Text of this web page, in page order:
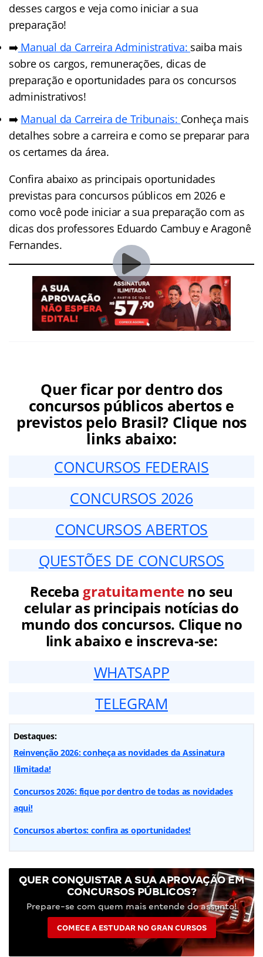
desses cargos e veja como iniciar a sua
preparação!
➡️Manual da Carreira Administrativa: saiba mais
sobre os cargos, remunerações, dicas de
preparação e oportunidades para os concursos
administrativos!
➡️ Manual da Carreira de Tribunais: Conheça mais
detalhes sobre a carreira e como se preparar para
os certames da área.
Confira abaixo as principais oportunidades
previstas para concursos públicos em 2026 e
como você pode iniciar a sua preparação com as
dicas dos professores Eduardo Cambuy e Aragonê
Fernandes.
Quer ficar por dentro dos
concursos públicos abertos e
previstos pelo Brasil? Clique nos
links abaixo:
CONCURSOS FEDERAIS
CONCURSOS 2026
CONCURSOS ABERTOS
QUESTÕES DE CONCURSOS
Receba gratuitamenteno seu
celular as principais notícias do
mundo dos concursos. Clique no
link abaixo e inscreva-se:
WHATSAPP
TELEGRAM
Destaques:
Reinvenção 2026: conheça as novidades da Assinatura
Ilimitada!
Concursos 2026: fique por dentro de todas as novidades
aqui!
Concursos abertos: confira as oportunidades!
QUER CONQUISTAR A SUA APROVAÇÃO EM
CONCURSOS PÚBLICOS?
Prepare-se com quem mais entende do assunto!
COMECE A ESTUDAR NO GRAN CURSOS